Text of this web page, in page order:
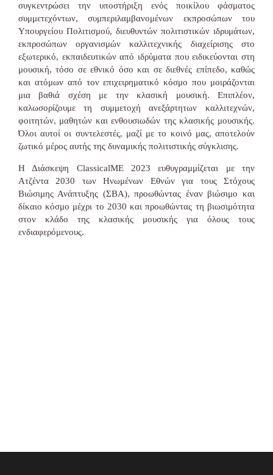
συγκεντρώσει την υποστήριξη ενός ποικίλου φάσματος
συμμετεχόντων, συμπεριλαμβανομένων εκπροσώπων του
Υπουργείου Πολιτισμού, διευθυντών πολιτιστικών ιδρυμάτων,
εκπροσώπων οργανισμών καλλιτεχνικής διαχείρισης στο
εξωτερικό, εκπαιδευτικών από ιδρύματα που ειδικεύονται στη
μουσική, τόσο σε εθνικό όσο και σε διεθνές επίπεδο, καθώς
και ατόμων από τον επιχειρηματικό κόσμο που μοιράζονται
μια βαθιά σχέση με την κλασική μουσική. Επιπλέον,
καλωσορίζουμε τη συμμετοχή ανεξάρτητων καλλιτεχνών,
φοιτητών, μαθητών και ενθουσιωδών της κλασικής μουσικής.
Όλοι αυτοί οι συντελεστές, μαζί με το κοινό μας, αποτελούν
ζωτικό μέρος αυτής της δυναμικής πολιτιστικής σύγκλισης.
Η Διάσκεψη ClassicalME 2023 ευθυγραμμίζεται με την
Ατζέντα 2030 των Ηνωμένων Εθνών για τους Στόχους
Βιώσιμης Ανάπτυξης (ΣΒΑ), προωθώντας έναν βιώσιμο και
δίκαιο κόσμο μέχρι το 2030 και προωθώντας τη βιωσιμότητα
στον κλάδο της κλασικής μουσικής για όλους τους
ενδιαφερόμενους.